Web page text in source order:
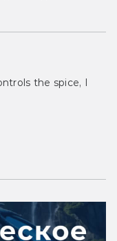
the spice, I